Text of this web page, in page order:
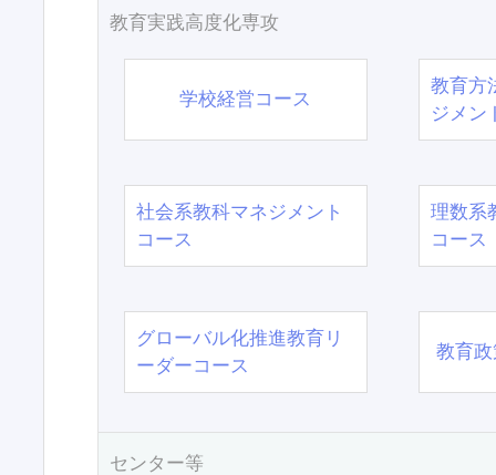
教育実践高度化専攻
学校経営コース
教育方
ジメン
社会系教科マネジメント
コース
理数系
コース
グローバル化推進教育リ
ーダーコース
教育
センター等